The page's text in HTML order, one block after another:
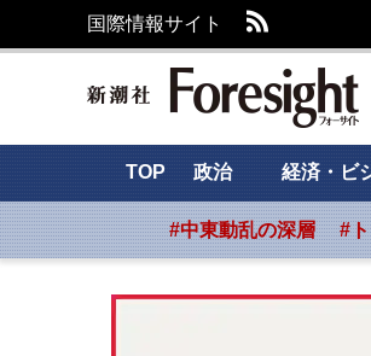
国際情報サイト
TOP 政治 経済・ビ
#中東動乱の深層 #